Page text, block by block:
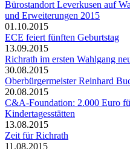
Bürostandort Leverkusen auf
und Erweiterungen 2015
01.10.2015
ECE feiert fünften Geburtstag
13.09.2015
Richrath im ersten Wahlgang
30.08.2015
Oberbürgermeister Reinhard
20.08.2015
C&A-Foundation: 2.000 Euro
Kindertagesstätten
13.08.2015
Zeit für Richrath
11.08.2015